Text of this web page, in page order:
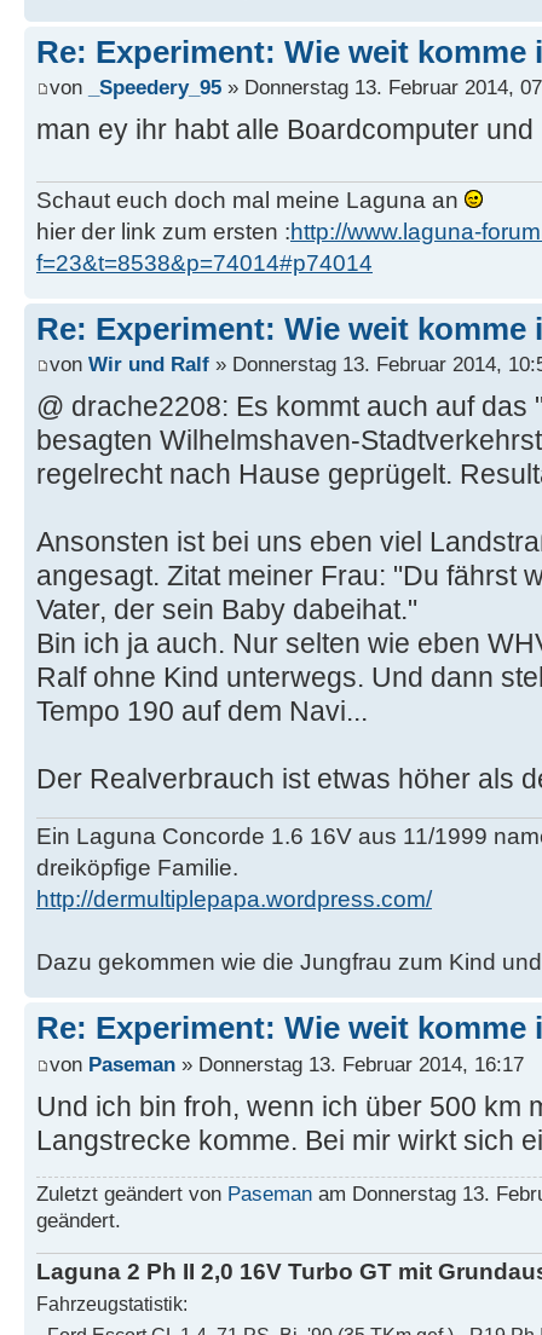
Re: Experiment: Wie weit komme
von _Speedery_95 » Donnerstag 13. Februar 2014,
man ey ihr habt alle Boardcomputer
Schaut euch doch mal meine Laguna an
hier der link zum ersten :http://www.laguna-
f=23&t=8538&p=74014#p74014
Re: Experiment: Wie weit komme
von Wir und Ralf » Donnerstag 13. Februar 2014,
@ drache2208: Es kommt auch auf das
besagten Wilhelmshaven-
regelrecht nach Hause geprügelt.
Ansonsten ist bei uns eben viel
angesagt. Zitat meiner Frau: "Du fährst
Vater, der sein Baby dabeihat."
Bin ich ja auch. Nur selten wie eben
Ralf ohne Kind unterwegs. Und dann
Tempo 190 auf dem Navi...
Der Realverbrauch ist etwas höher als
Ein Laguna Concorde 1.6 16V aus 11/1999
dreiköpfige Familie.
http://dermultiplepapa.wordpress.com/
Dazu gekommen wie die Jungfrau zum Kind
Re: Experiment: Wie weit komme
von Paseman » Donnerstag 13. Februar 2014, 16:17
Und ich bin froh, wenn ich über 500 km
Langstrecke komme. Bei mir wirkt sich
Zuletzt geändert von Paseman am Donnerstag 13.
geändert.
Laguna 2 Ph II 2,0 16V Turbo GT mit
Fahrzeugstatistik: